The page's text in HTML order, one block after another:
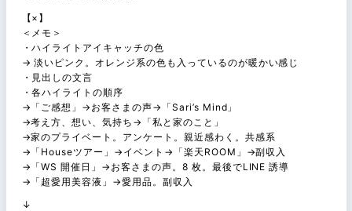
【×】
＜メモ＞
・ハイライトアイキャッチの色
→ 淡いピンク。オレンジ系の色も入っているのが暖かい感じ
・見出しの文言
・各ハイライトの順序
→「ご感想」→お客さまの声→「Sari’s Mind」
→考え方、想い、気持ち→「私と家のこと」
→家のプライベート。アンケート。親近感わく。共感系
→「Houseツアー」→イベント→「楽天ROOM」→副収入
→「WS 開催日」→お客さまの声。8 枚。最後でLINE 誘導
→「超愛用美容液」→愛用品。副収入
↓